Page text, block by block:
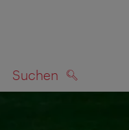
Suchen